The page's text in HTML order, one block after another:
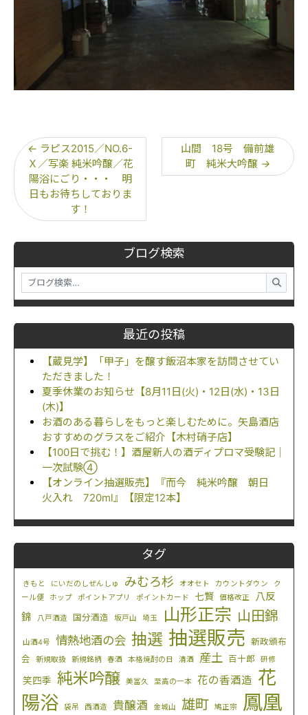
ブログ検索
最近の投稿
【蔵見学】「甲子」を醸す飯沼本家を訪問させてい
ただきました！
夏季休業のお知らせ【8月11日(火)・12日(水)・13日
(木)】
お酒のある暮らしをもっと楽しむために。矢島酒店
おすすめのグラスをご紹介【木村硝子店】
【100日で挑む！】酒屋新人の酒ディプロマ受験記｜
一次試験④
【オンライン抽選販売】『而今 純米吟醸 朝日
火入れ 720ml』【限定12本】
タグ
きもと にいだのしぜんしゅ みむろ杉 オオセト カウントダウン
ク
ール便
ホップ ポイントアプリ ポイントカード 七賢 価格改正
八反
錦
八戸酒造 国分酒造 坂戸山 埼玉 山形正宗 山田錦
山酒4号 情熱地酒の会 抽選 抽選販売 新政頒布
会
新規取扱 新規銘柄 春酒 本格焼酎の日 清酒 産土 百十郎 研修
笑四季 純米吟醸 美冨久 至高の一本 花の香酒造 花
陽浴
袋吊 西酒造 貴醸酒 金城山 雄町 鳩正宗
鳳凰
← ラピス2015／NO.6-
Ｘ／写楽 純米吟醸／花
陽浴にごり・・・ 明
日もお待ちしておりま
す！
山間 18号 備前雄
町 純米大吟醸 →